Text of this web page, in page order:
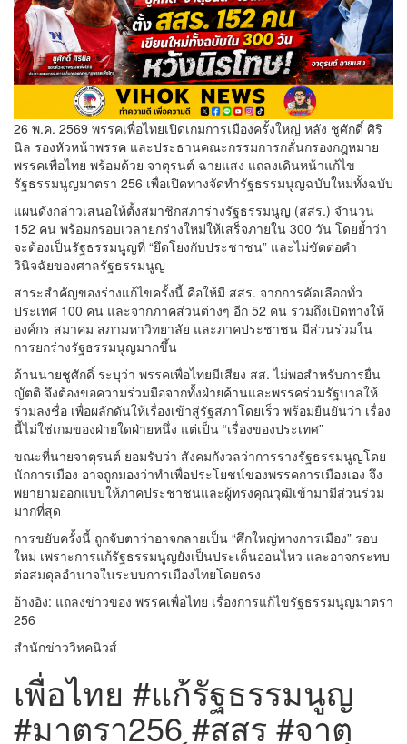
26 พ.ค. 2569 พรรคเพื่อไทยเปิดเกมการเมืองครั้งใหญ่ หลัง ชูศักดิ์ ศิริ
นิล รองหัวหน้าพรรค และประธานคณะกรรมการกลั่นกรองกฎหมาย
พรรคเพื่อไทย พร้อมด้วย จาตุรนต์ ฉายแสง แถลงเดินหน้าแก้ไข
รัฐธรรมนูญมาตรา 256 เพื่อเปิดทางจัดทำรัฐธรรมนูญฉบับใหม่ทั้งฉบับ
แผนดังกล่าวเสนอให้ตั้งสมาชิกสภาร่างรัฐธรรมนูญ (สสร.) จำนวน
152 คน พร้อมกรอบเวลายกร่างใหม่ให้เสร็จภายใน 300 วัน โดยย้ำว่า
จะต้องเป็นรัฐธรรมนูญที่ “ยึดโยงกับประชาชน” และไม่ขัดต่อคำ
วินิจฉัยของศาลรัฐธรรมนูญ
สาระสำคัญของร่างแก้ไขครั้งนี้ คือให้มี สสร. จากการคัดเลือกทั่ว
ประเทศ 100 คน และจากภาคส่วนต่างๆ อีก 52 คน รวมถึงเปิดทางให้
องค์กร สมาคม สภามหาวิทยาลัย และภาคประชาชน มีส่วนร่วมใน
การยกร่างรัฐธรรมนูญมากขึ้น
ด้านนายชูศักดิ์ ระบุว่า พรรคเพื่อไทยมีเสียง สส. ไม่พอสำหรับการยื่น
ญัตติ จึงต้องขอความร่วมมือจากทั้งฝ่ายค้านและพรรคร่วมรัฐบาลให้
ร่วมลงชื่อ เพื่อผลักดันให้เรื่องเข้าสู่รัฐสภาโดยเร็ว พร้อมยืนยันว่า เรื่อง
นี้ไม่ใช่เกมของฝ่ายใดฝ่ายหนึ่ง แต่เป็น “เรื่องของประเทศ”
ขณะที่นายจาตุรนต์ ยอมรับว่า สังคมกังวลว่าการร่างรัฐธรรมนูญโดย
นักการเมือง อาจถูกมองว่าทำเพื่อประโยชน์ของพรรคการเมืองเอง จึง
พยายามออกแบบให้ภาคประชาชนและผู้ทรงคุณวุฒิเข้ามามีส่วนร่วม
มากที่สุด
การขยับครั้งนี้ ถูกจับตาว่าอาจกลายเป็น “ศึกใหญ่ทางการเมือง” รอบ
ใหม่ เพราะการแก้รัฐธรรมนูญยังเป็นประเด็นอ่อนไหว และอาจกระทบ
ต่อสมดุลอำนาจในระบบการเมืองไทยโดยตรง
อ้างอิง: แถลงข่าวของ พรรคเพื่อไทย เรื่องการแก้ไขรัฐธรรมนูญมาตรา
256
สำนักข่าววิหคนิวส์
เพื่อไทย #แก้รัฐธรรมนูญ
#มาตรา256 #สสร #จาตุ